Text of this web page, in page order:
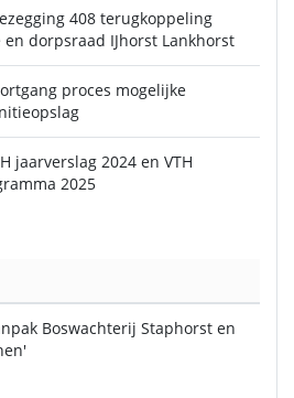
408 terugkoppeling
en dorpsraad IJhorst Lankhorst
proces mogelijke
jaarverslag 2024 en VTH
2025
Boswachterij Staphorst en